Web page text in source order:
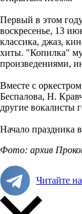
Первый в этом
воскресенье, 13
классика, джаз,
хиты. "Копилка"
произведениями,
Вместе с
Беспалова, Н.
другие вокалисты
Начало праздника
Фото: архив
Читайте